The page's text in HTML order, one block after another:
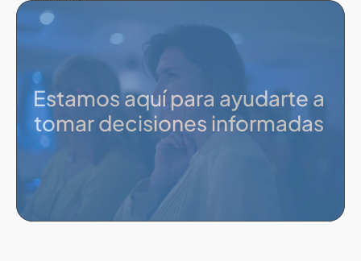
Estamos aquí para ayudarte a
tomar decisiones informadas